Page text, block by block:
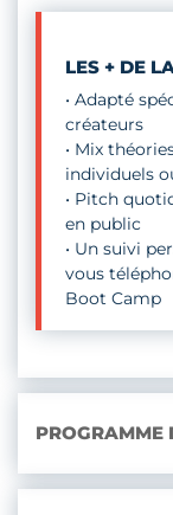
LES + DE
• Adapté
créateurs
• Mix
individuels
• Pitch
en public
• Un suivi
vous
Boot Camp
PROGRAMME